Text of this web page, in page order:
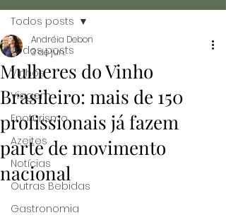
Todos posts
Vinhos
Viagem
Enoturismo
Azeites
Notícias
Outras Bebidas
Gastronomia
Todos posts
Mulheres do Vinho
Brasileiro: mais de 150
profissionais já fazem
parte de movimento
nacional
Andréia Debon
3 de jun.